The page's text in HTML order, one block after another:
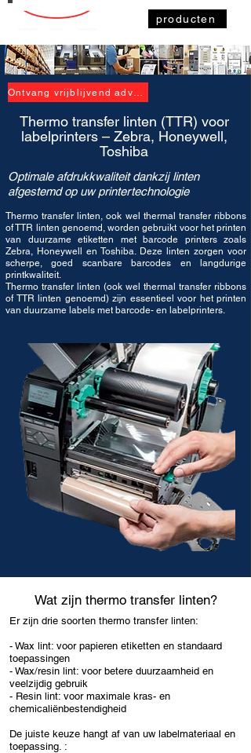
producten
Thermo transfer linten (TTR) voor
labelprinters – Zebra, Honeywell,
Toshiba
Optimale afdrukkwaliteit dankzij linten
afgestemd op uw printertechnologie
Thermo transfer linten, ook wel thermal transfer ribbons
of TTR linten genoemd, worden gebruikt voor het printen
van duurzame etiketten met barcode printers zoals
Zebra, Honeywell en Toshiba. Deze linten zorgen voor
scherpe, goed scanbare barcodes en langdurige
printkwaliteit.
Thermo transfer linten (ook wel thermal transfer ribbons
of TTR linten genoemd) zijn essentieel voor het printen
van duurzame labels met barcode- en labelprinters.
Wat zijn thermo transfer linten?
Er zijn drie soorten thermo transfer linten:
- Wax lint: voor papieren etiketten en standaard
toepassingen
- Wax/resin lint: voor betere duurzaamheid en
veelzijdig gebruik
- Resin lint: voor maximale kras- en
chemicaliënbestendigheid
De juiste keuze hangt af van uw labelmateriaal en
toepassing. :